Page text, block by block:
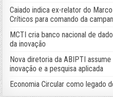
Caiado indica ex-relator do
Críticos para comando da
MCTI cria banco nacional de
da inovação
Nova diretoria da ABIPTI
inovação e a pesquisa aplicada
Economia Circular como legado